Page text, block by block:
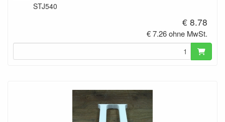
STJ540
€ 8.78
€ 7.26 ohne MwSt.